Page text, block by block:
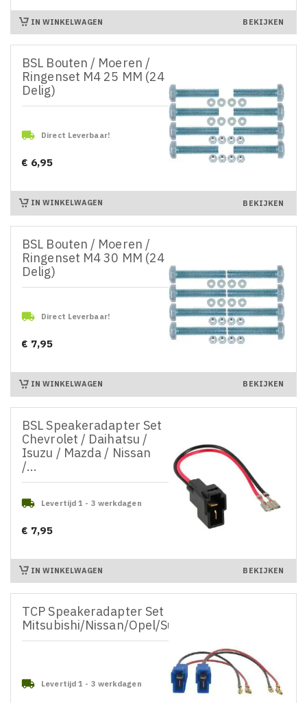
IN WINKELWAGEN BEKIJKEN
BSL Bouten / Moeren /
Ringenset M4 25 MM (24
Delig)
 Direct Leverbaar!
Prijs
€ 6,95
IN WINKELWAGEN BEKIJKEN
BSL Bouten / Moeren /
Ringenset M4 30 MM (24
Delig)
 Direct Leverbaar!
Prijs
€ 7,95
IN WINKELWAGEN BEKIJKEN
BSL Speakeradapter Set
Chevrolet / Daihatsu /
Isuzu / Mazda / Nissan
/...
 Levertijd 1 - 3 werkdagen
Prijs
€ 7,95
IN WINKELWAGEN BEKIJKEN
TCP Speakeradapter Set
Mitsubishi/Nissan/Opel/Suzuki
 Levertijd 1 - 3 werkdagen